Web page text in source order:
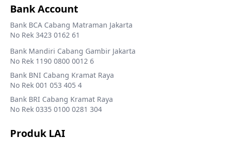
Bank Account
Bank BCA Cabang Matraman Jakarta
No Rek 3423 0162 61
Bank Mandiri Cabang Gambir Jakarta
No Rek 1190 0800 0012 6
Bank BNI Cabang Kramat Raya
No Rek 001 053 405 4
Bank BRI Cabang Kramat Raya
No Rek 0335 0100 0281 304
Produk LAI